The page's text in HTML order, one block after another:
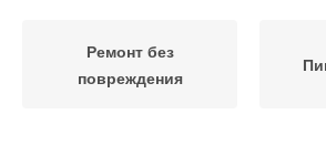
Ремонт без
повреждения